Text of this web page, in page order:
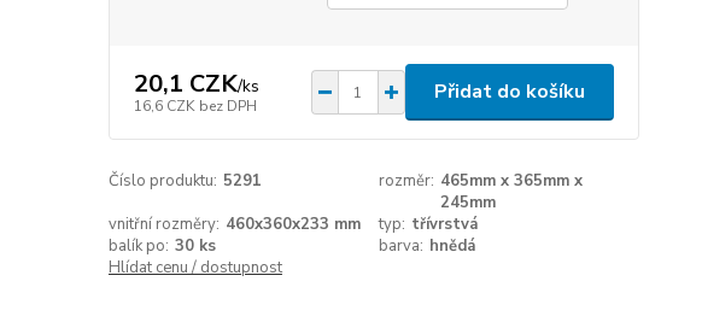
20,1 CZK/ks
16,6 CZK bez DPH
Přidat do košíku
Číslo produktu: 5291 rozměr: 465mm x 365mm x
245mm
vnitřní rozměry: 460x360x233 mm typ: třívrstvá
balík po: 30 ks barva: hnědá
Hlídat cenu / dostupnost